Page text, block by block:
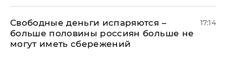
Свободные деньги испаряются –
больше половины россиян больше не
могут иметь сбережений
17:14